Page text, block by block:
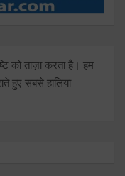
को ताज़ा करता है। हम
हुए सबसे हालिया